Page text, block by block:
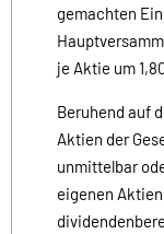
gemachten
je Aktie um
Beruhend auf
Aktien der
unmittelbar
eigenen